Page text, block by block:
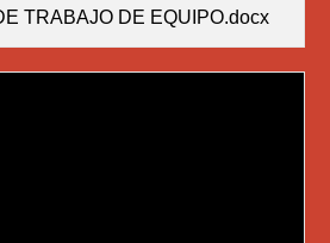
TRABAJO DE EQUIPO.docx